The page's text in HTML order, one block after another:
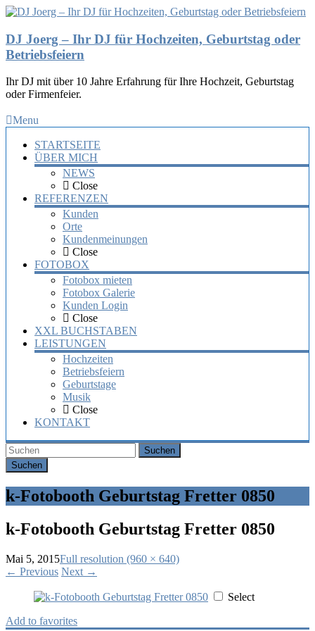
DJ Joerg – Ihr DJ für Hochzeiten, Geburtstag oder
Betriebsfeiern
Ihr DJ mit über 10 Jahre Erfahrung für Ihre Hochzeit, Geburtstag
oder Firmenfeier.
Menu
STARTSEITE
ÜBER MICH
NEWS
Close
REFERENZEN
Kunden
Orte
Kundenmeinungen
Close
FOTOBOX
Fotobox mieten
Fotobox Galerie
Kunden Login
Close
XXL BUCHSTABEN
LEISTUNGEN
Hochzeiten
Betriebsfeiern
Geburtstage
Musik
Close
KONTAKT
Suchen
k-Fotobooth Geburtstag Fretter 0850
k-Fotobooth Geburtstag Fretter 0850
Mai 5, 2015Full resolution (960 × 640)
← Previous Next →
Select
Add to favorites